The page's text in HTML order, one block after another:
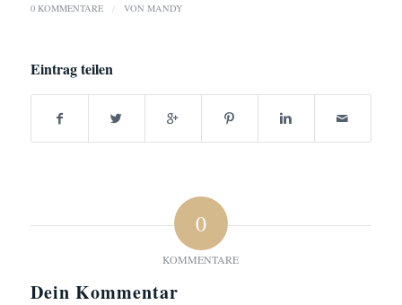
0 KOMMENTARE / VON MANDY
Eintrag teilen
0
KOMMENTARE
Dein Kommentar